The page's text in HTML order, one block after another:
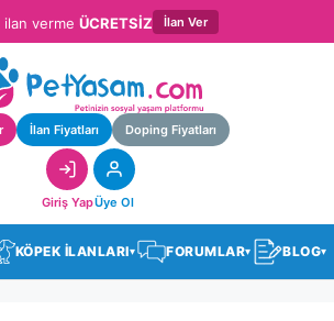
ilan verme ÜCRETSİZ İlan Ver
İlan Fiyatları Doping Fiyatları
Giriş YapÜye Ol
KÖPEK İLANLARI▾ FORUMLAR▾ BLOG▾